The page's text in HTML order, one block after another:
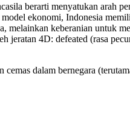
berarti menyatukan arah
ekonomi, Indonesia
melainkan keberanian untuk
jeratan 4D: defeated (rasa
cemas dalam bernegara